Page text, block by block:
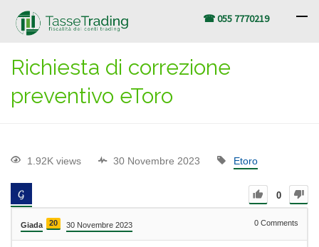
☎ 055 7770219
Richiesta di correzione
preventivo eToro
1.92K views 30 Novembre 2023 Etoro
0
Giada 20 30 Novembre 2023 0 Comments